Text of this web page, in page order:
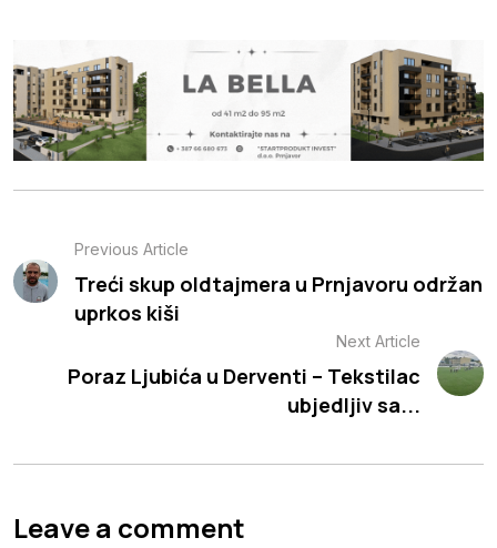
Previous Article
Treći skup oldtajmera u Prnjavoru održan
uprkos kiši
Next Article
Poraz Ljubića u Derventi – Tekstilac
ubjedljiv sa...
Leave a comment